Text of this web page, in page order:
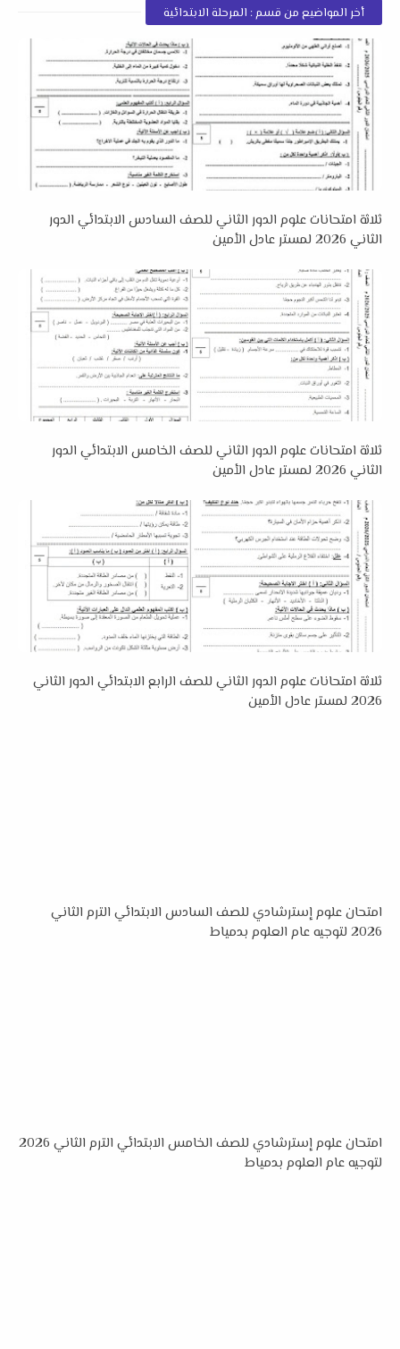
أخر المواضيع من قسم : المرحلة الابتدائية
ثلاثة امتحانات علوم الدور الثاني للصف السادس الابتدائي الدور
الثاني 2026 لمستر عادل الأمين
ثلاثة امتحانات علوم الدور الثاني للصف الخامس الابتدائي الدور
الثاني 2026 لمستر عادل الأمين
ثلاثة امتحانات علوم الدور الثاني للصف الرابع الابتدائي الدور الثاني
2026 لمستر عادل الأمين
امتحان علوم إسترشادي للصف السادس الابتدائي الترم الثاني
2026 لتوجيه عام العلوم بدمياط
امتحان علوم إسترشادي للصف الخامس الابتدائي الترم الثاني 2026
لتوجيه عام العلوم بدمياط